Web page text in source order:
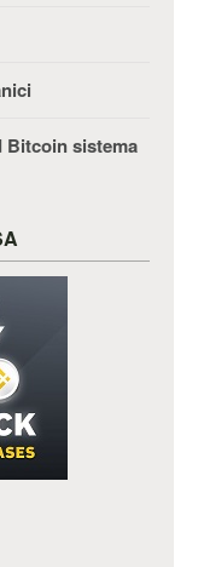
Bitcoin sistema